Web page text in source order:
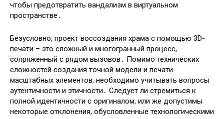
чтобы предотвратить вандализм в виртуальном
пространстве․
Безусловно, проект воссоздания храма с помощью 3D-
печати – это сложный и многогранный процесс,
сопряженный с рядом вызовов․ Помимо технических
сложностей создания точной модели и печати
масштабных элементов, необходимо учитывать вопросы
аутентичности и этичности․ Следует ли стремиться к
полной идентичности с оригиналом, или же допустимы
некоторые отклонения, обусловленные технологическими